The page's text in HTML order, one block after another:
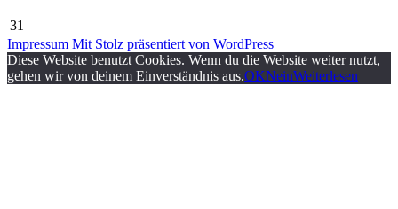
31
Impressum Mit Stolz präsentiert von WordPress
Diese Website benutzt Cookies. Wenn du die Website weiter nutzt,
gehen wir von deinem Einverständnis aus.OKNeinWeiterlesen